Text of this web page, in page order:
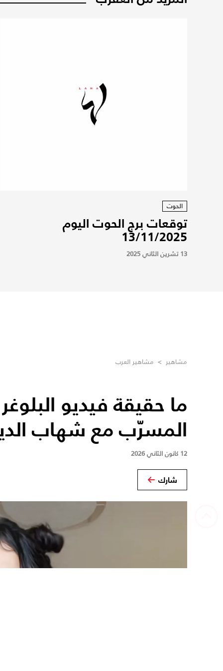
الحوت
توقعات برج الحوت اليوم
13/11/2025
13 تشرين الثاني 2025
مشاهير > مشاهير العرب
ما حقيقة فيديو
المسرّب مع شهاب
12 كانون الثاني 2026
شارك